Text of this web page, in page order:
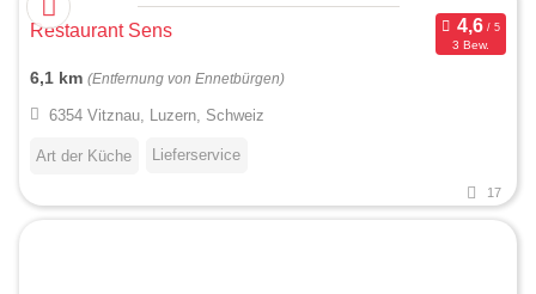
Restaurant Sens
3 Bew.
6,1 km (Entfernung von Ennetbürgen)
6354 Vitznau, Luzern, Schweiz
Art der Küche Lieferservice
17